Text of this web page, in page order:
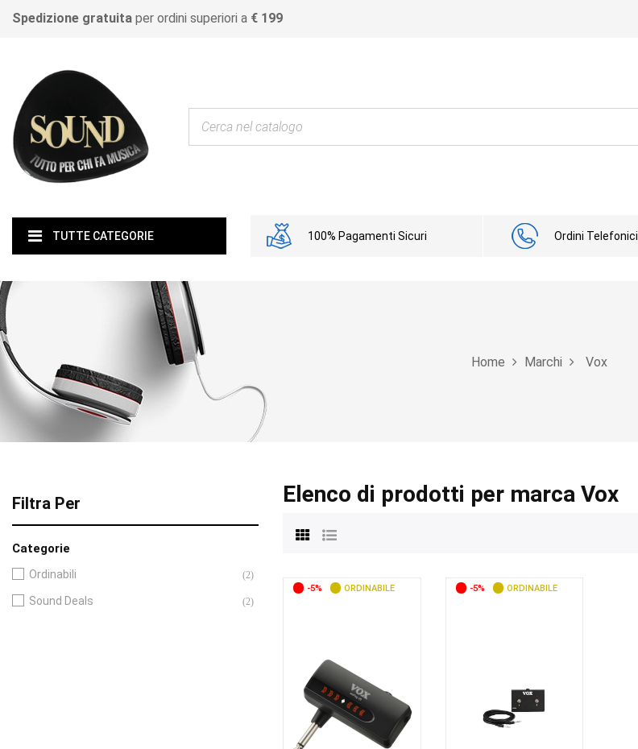
Spedizione gratuita per ordini superiori a € 199
TUTTE CATEGORIE 100% Pagamenti Sicuri Ordini Telefonici
Home Marchi Vox
Filtra Per
Categorie
Ordinabili (2)
Sound Deals (2)
Elenco di prodotti per marca Vox
-5% ORDINABILE -5% ORDINABILE